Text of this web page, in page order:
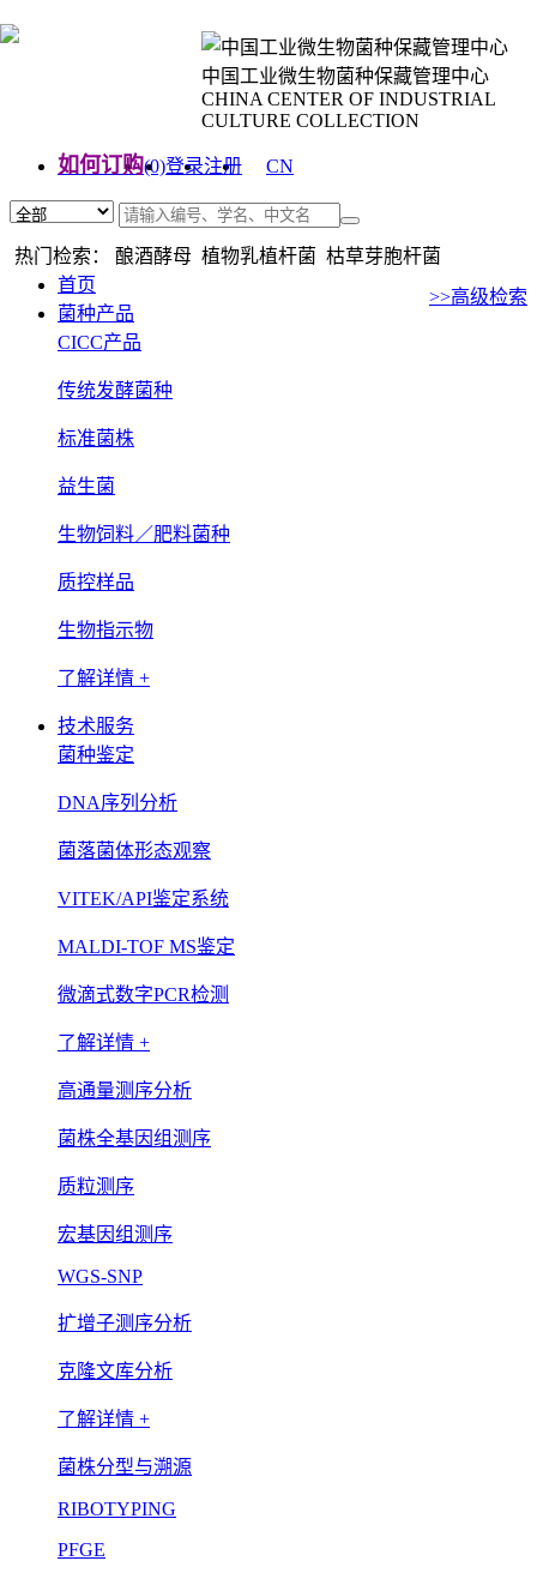
中国工业微生物菌种保藏管理中心
CHINA CENTER OF INDUSTRIAL
CULTURE COLLECTION
如何订购(0)登录注册
CN
热门检索： 酿酒酵母 植物乳植杆菌 枯草芽胞杆菌
>>高级检索
首页
菌种产品
CICC产品
传统发酵菌种
标准菌株
益生菌
生物饲料／肥料菌种
质控样品
生物指示物
了解详情 +
技术服务
菌种鉴定
DNA序列分析
菌落菌体形态观察
VITEK/API鉴定系统
MALDI-TOF MS鉴定
微滴式数字PCR检测
了解详情 +
高通量测序分析
菌株全基因组测序
质粒测序
宏基因组测序
WGS-SNP
扩增子测序分析
克隆文库分析
了解详情 +
菌株分型与溯源
RIBOTYPING
PFGE